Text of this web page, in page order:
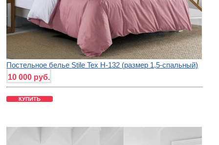
Постельное белье Stile Tex H-132 (размер 1,5-спальный)
10 000 руб.
КУПИТЬ